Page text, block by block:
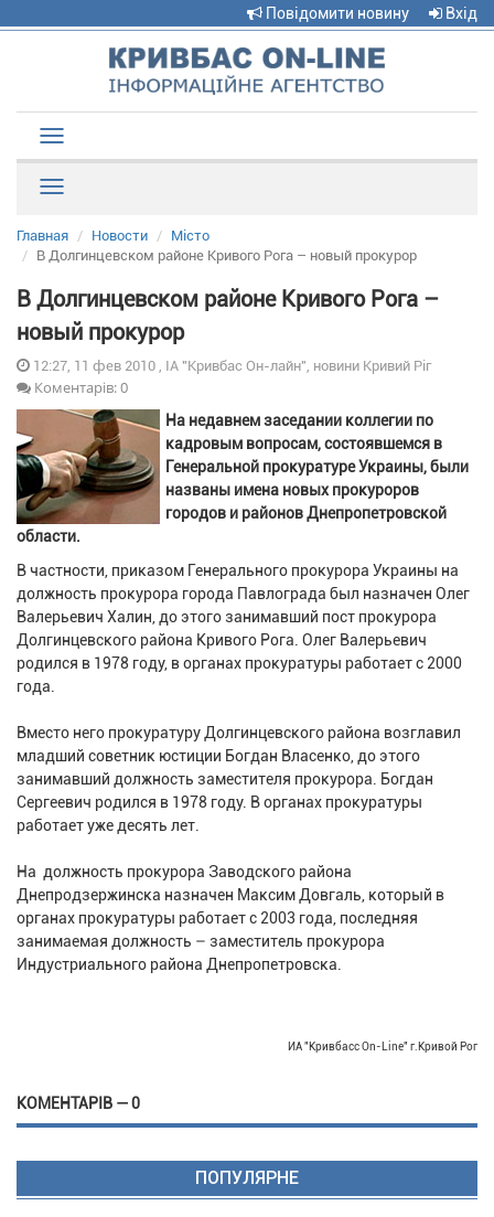
Повідомити новину Вхід
navigation
Главная Новости
Місто
В Долгинцевском районе Кривого Рога – новый прокурор
В Долгинцевском районе Кривого Рога –
новый прокурор
12:27, 11 фев 2010 , ІА "Кривбас Он-лайн", новини Кривий Ріг
Коментарів: 0
На недавнем заседании коллегии по
кадровым вопросам, состоявшемся в
Генеральной прокуратуре Украины, были
названы имена новых прокуроров
городов и районов Днепропетровской
области.
В частности, приказом Генерального прокурора Украины на
должность прокурора города Павлограда был назначен Олег
Валерьевич Халин, до этого занимавший пост прокурора
Долгинцевского района Кривого Рога. Олег Валерьевич
родился в 1978 году, в органах прокуратуры работает с 2000
года.
Вместо него прокуратуру Долгинцевского района возглавил
младший советник юстиции Богдан Власенко, до этого
занимавший должность заместителя прокурора. Богдан
Сергеевич родился в 1978 году. В органах прокуратуры
работает уже десять лет.
На должность прокурора Заводского района
Днепродзержинска назначен Максим Довгаль, который в
органах прокуратуры работает с 2003 года, последняя
занимаемая должность – заместитель прокурора
Индустриального района Днепропетровска.
ИА "Кривбасс On-Line" г.Кривой Рог
КОМЕНТАРІВ — 0
ПОПУЛЯРНЕ